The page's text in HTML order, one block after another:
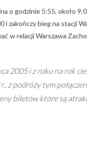
o godzinie 5:55, około
zakończy bieg na stacji
w relacji Warszawa
2005 i z roku na rok
z podróży tym
biletów które są